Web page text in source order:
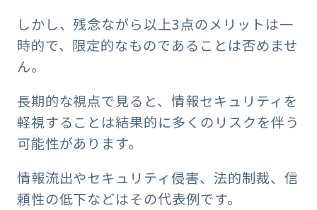
しかし、残念ながら以上3点のメリットは一
時的で、限定的なものであることは否めませ
ん。
長期的な視点で見ると、情報セキュリティを
軽視することは結果的に多くのリスクを伴う
可能性があります。
情報流出やセキュリティ侵害、法的制裁、信
頼性の低下などはその代表例です。